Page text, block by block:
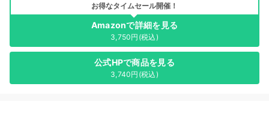
お得なタイムセール開催！
Amazonで詳細を見る
3,750円(税込)
公式HPで商品を見る
3,740円(税込)